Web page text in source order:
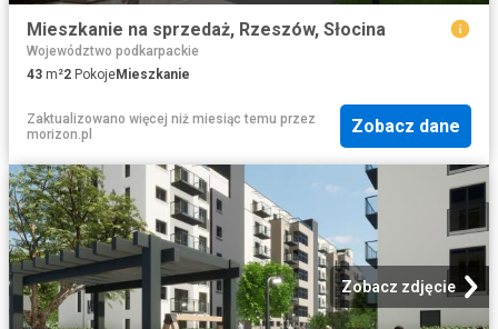
Mieszkanie na sprzedaż, Rzeszów, Słocina
Województwo podkarpackie
43 m²2 PokojeMieszkanie
Zaktualizowano więcej niż miesiąc temu przez
morizon.pl
Zobacz dane
Zobacz zdjęcie